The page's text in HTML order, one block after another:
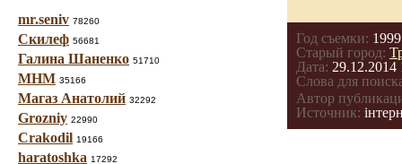
mr.seniv 78260
Скилеф 56681
Галина Шаненко 51710
МНМ 35166
Магаз Анатолий 32292
Grozniy 22990
Crakodil 19166
haratoshka 17292
Год съемки: 1999
Старый город:
Дата: 29.12.2014
Слова для
Автор
Источник: